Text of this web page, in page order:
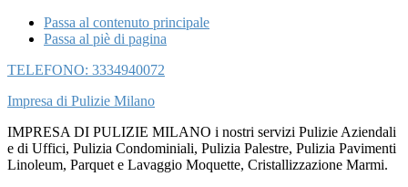
Passa al contenuto principale
Passa al piè di pagina
TELEFONO: 3334940072
Impresa di Pulizie Milano
IMPRESA DI PULIZIE MILANO i nostri servizi Pulizie Aziendali
e di Uffici, Pulizia Condominiali, Pulizia Palestre, Pulizia Pavimenti
Linoleum, Parquet e Lavaggio Moquette, Cristallizzazione Marmi.